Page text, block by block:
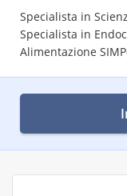
Specialista in
Specialista in
Alimentazione